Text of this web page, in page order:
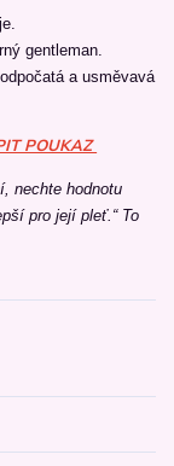
gentleman.
a usměvavá
POUKAZ
nechte hodnotu
pro její pleť.“To